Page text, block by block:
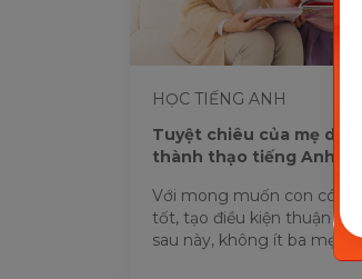
HỌC TIẾNG ANH
Tuyệt chiêu của mẹ dạy
thành thạo tiếng Anh tại
Với mong muốn con có
tốt, tạo điều kiện thuận lợi
sau này, không ít ba mẹ